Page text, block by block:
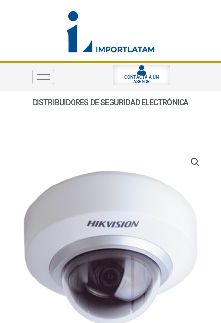
CONTACTA A UN
ASESOR
DISTRIBUIDORES DESEGURIDAD ELECTRÓNICA